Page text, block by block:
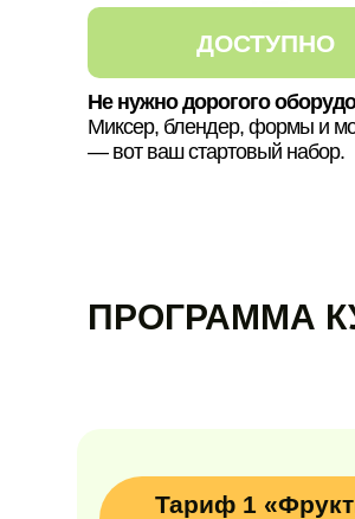
ДОСТУПНО
Не нужно дорогого
Миксер, блендер, формы и
— вот ваш стартовый набор.
ПРОГРАММА
Тариф 1